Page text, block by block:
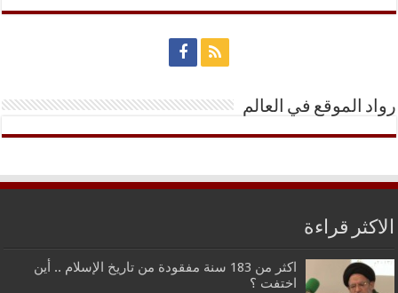
رواد الموقع في العالم
الاكثر قراءة
اكثر من 183 سنة مفقودة من تاريخ الإسلام .. أين
اختفت ؟